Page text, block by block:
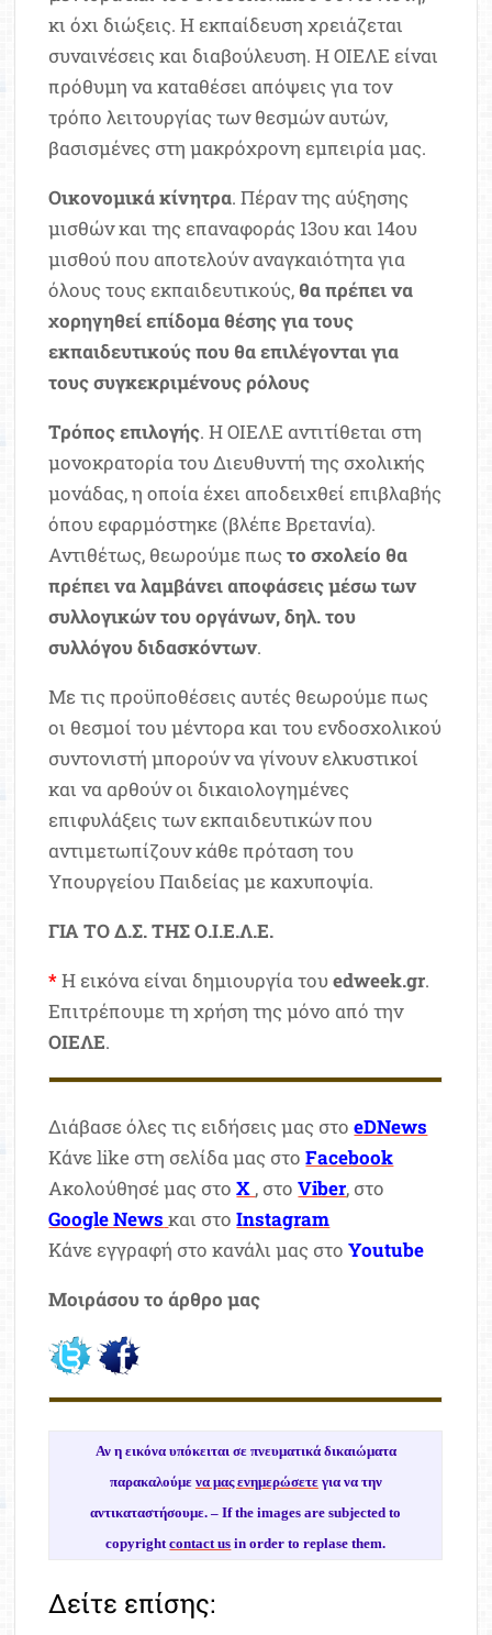
κι όχι διώξεις. Η εκπαίδευση χρειάζεται
συναινέσεις και διαβούλευση. Η ΟΙΕΛΕ είναι
πρόθυμη να καταθέσει απόψεις για τον
τρόπο λειτουργίας των θεσμών αυτών,
βασισμένες στη μακρόχρονη εμπειρία μας.
Οικονομικά κίνητρα. Πέραν της αύξησης
μισθών και της επαναφοράς 13ου και 14ου
μισθού που αποτελούν αναγκαιότητα για
όλους τους εκπαιδευτικούς, θα πρέπει να
χορηγηθεί επίδομα θέσης για τους
εκπαιδευτικούς που θα επιλέγονται για
τους συγκεκριμένους ρόλους
Τρόπος επιλογής. Η ΟΙΕΛΕ αντιτίθεται στη
μονοκρατορία του Διευθυντή της σχολικής
μονάδας, η οποία έχει αποδειχθεί επιβλαβής
όπου εφαρμόστηκε (βλέπε Βρετανία).
Αντιθέτως, θεωρούμε πωςτο σχολείο θα
πρέπει να λαμβάνει αποφάσεις μέσω των
συλλογικών του οργάνων, δηλ. του
συλλόγου διδασκόντων.
Με τις προϋποθέσεις αυτές θεωρούμε πως
οι θεσμοί του μέντορα και του ενδοσχολικού
συντονιστή μπορούν να γίνουν ελκυστικοί
και να αρθούν οι δικαιολογημένες
επιφυλάξεις των εκπαιδευτικών που
αντιμετωπίζουν κάθε πρόταση του
Υπουργείου Παιδείας με καχυποψία.
ΓΙΑ ΤΟ Δ.Σ. ΤΗΣ Ο.Ι.Ε.Λ.Ε.
*Η εικόνα είναι δημιουργία τουedweek.gr.
Επιτρέπουμε τη χρήση της μόνο από την
ΟΙΕΛΕ.
Διάβασε όλες τις ειδήσεις μας στοeDNews
Κάνε like στη σελίδα μας στοFacebook
Ακολούθησέ μας στοX , στοViber, στο
Google News και στοInstagram
Κάνε εγγραφή στο κανάλι μας στοYoutube
Μοιράσου το άρθρο μας
Αν η εικόνα υπόκειται σε πνευματικά δικαιώματα
παρακαλούμε να μας ενημερώσετεγια να την
αντικαταστήσουμε. –If the images are subjected to
copyrightcontact us in order to replase them.
Δείτε επίσης: